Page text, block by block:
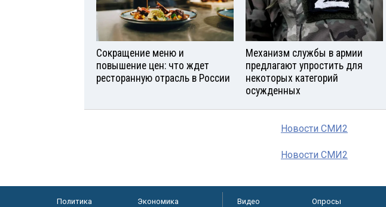
Сокращение меню и
повышение цен: что ждет
ресторанную отрасль в России
Механизм службы в армии
предлагают упростить для
некоторых категорий
осужденных
Новости СМИ2
Новости СМИ2
Политика
Экономика
Видео Опросы